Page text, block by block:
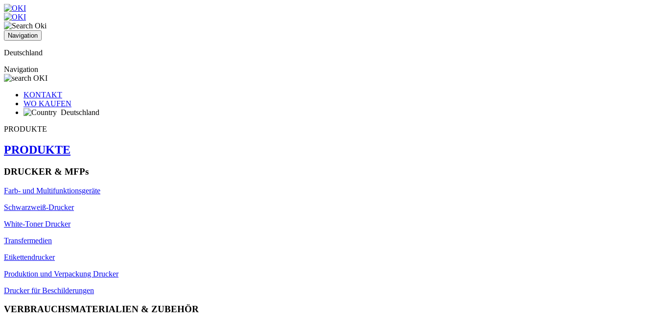
Navigation
Deutschland
Navigation
KONTAKT
WO KAUFEN
Deutschland
PRODUKTE
PRODUKTE
DRUCKER & MFPs
Farb- und Multifunktionsgeräte
Schwarzweiß-Drucker
White-Toner Drucker
Transfermedien
Etikettendrucker
Produktion und Verpackung Drucker
Drucker für Beschilderungen
VERBRAUCHSMATERIALIEN & ZUBEHÖR